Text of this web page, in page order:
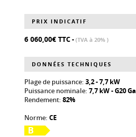
PRIX INDICATIF
6 060,00€ TTC- (TVA à 20% )
DONNÉES TECHNIQUES
Plage de puissance: 3,2 - 7,7 kW
Puissance nominale: 7,7 kW - G20
Rendement: 82%
Norme: CE
B